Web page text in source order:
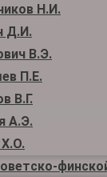
Н.И.
Д.И.
В.Э.
П.Е.
В.Г.
А.Э.